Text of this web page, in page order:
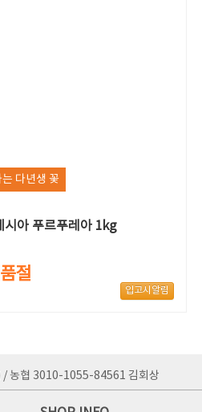
다년생 꽃
시아 푸르푸레아 1kg
절
입고시알림
/ 농협 3010-1055-84561 김회상